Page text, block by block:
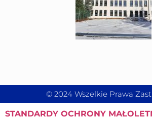
© 2024 Wszelkie Prawa
STANDARDY OCHRONY